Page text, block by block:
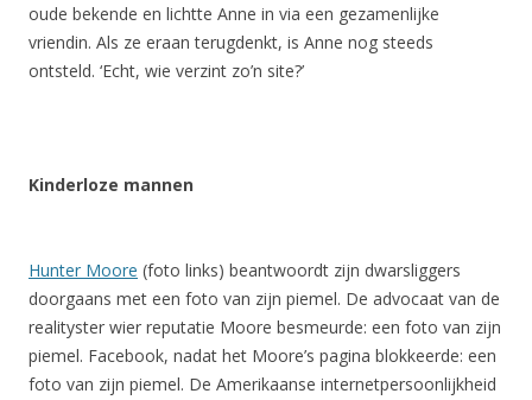
oude bekende en lichtte Anne in via een gezamenlijke
vriendin. Als ze eraan terugdenkt, is Anne nog steeds
ontsteld. ‘Echt, wie verzint zo’n site?’
Kinderloze mannen
Hunter Moore (foto links) beantwoordt zijn dwarsliggers
doorgaans met een foto van zijn piemel. De advocaat van de
realityster wier reputatie Moore besmeurde: een foto van zijn
piemel. Facebook, nadat het Moore’s pagina blokkeerde: een
foto van zijn piemel. De Amerikaanse internetpersoonlijkheid